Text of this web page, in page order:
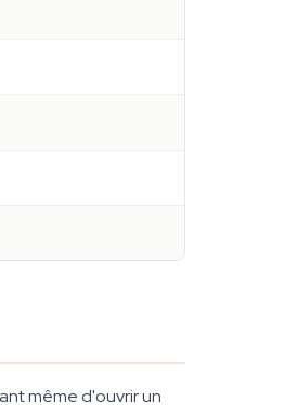
même d'ouvrir un